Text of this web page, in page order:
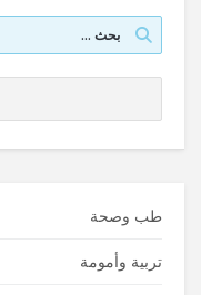
طب وصحة
تربية وأمومة